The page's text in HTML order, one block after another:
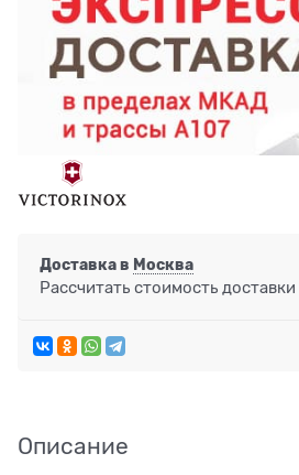
Доставка в Москва
Рассчитать стоимость доставки
Описание